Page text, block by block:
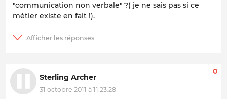
"communication non verbale" ?( je ne sais pas si ce
métier existe en fait !).
Sterling Archer
31 octobre 2011 à 11:23:28
0